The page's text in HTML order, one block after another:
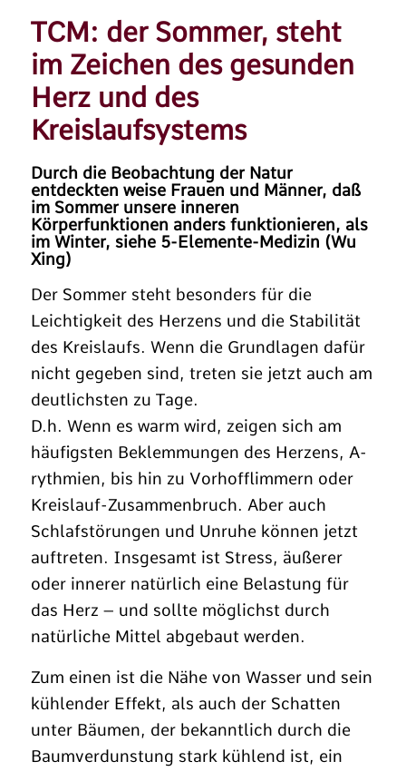
TCM: der Sommer, steht
im Zeichen des gesunden
Herz und des
Kreislaufsystems
Durch die Beobachtung der Natur
entdeckten weise Frauen und Männer, daß
im Sommer unsere inneren
Körperfunktionen anders funktionieren, als
im Winter, siehe 5-Elemente-Medizin (Wu
Xing)
Der Sommer steht besonders für die
Leichtigkeit des Herzens und die Stabilität
des Kreislaufs. Wenn die Grundlagen dafür
nicht gegeben sind, treten sie jetzt auch am
deutlichsten zu Tage.
D.h. Wenn es warm wird, zeigen sich am
häufigsten Beklemmungen des Herzens, A-
rythmien, bis hin zu Vorhofflimmern oder
Kreislauf-Zusammenbruch. Aber auch
Schlafstörungen und Unruhe können jetzt
auftreten. Insgesamt ist Stress, äußerer
oder innerer natürlich eine Belastung für
das Herz – und sollte möglichst durch
natürliche Mittel abgebaut werden.
Zum einen ist die Nähe von Wasser und sein
kühlender Effekt, als auch der Schatten
unter Bäumen, der bekanntlich durch die
Baumverdunstung stark kühlend ist, ein